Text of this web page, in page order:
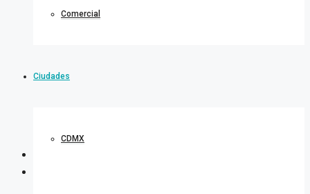
Comercial
Ciudades
CDMX